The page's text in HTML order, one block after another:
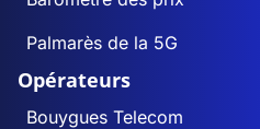
Palmarès de la 5G
Opérateurs
Bouygues Telecom